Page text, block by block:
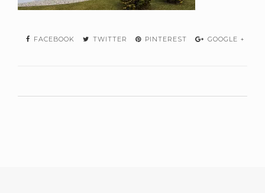
FACEBOOK TWITTER PINTEREST GOOGLE +